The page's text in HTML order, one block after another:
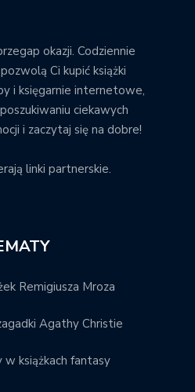
okazji. Codziennie
Ci kupić książki
i księgarnie internetowe,
ciekawych
i zaczytaj się na dobre!
linki partnerskie.
Remigiusza Mroza
Agathy Christie
książkach fantasy